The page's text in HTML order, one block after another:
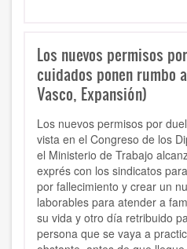
Los nuevos permisos
cuidados ponen rumbo
Vasco, Expansión)
Los nuevos permisos por
vista en el Congreso de los
el Ministerio de Trabajo
exprés con los sindicatos
por fallecimiento y crear un
laborables para atender a
su vida y otro día retribuido
persona que se vaya a